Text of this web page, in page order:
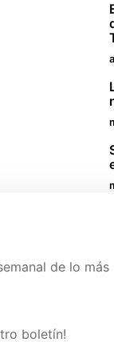
Patreon y conoce
de lo más
boletín!